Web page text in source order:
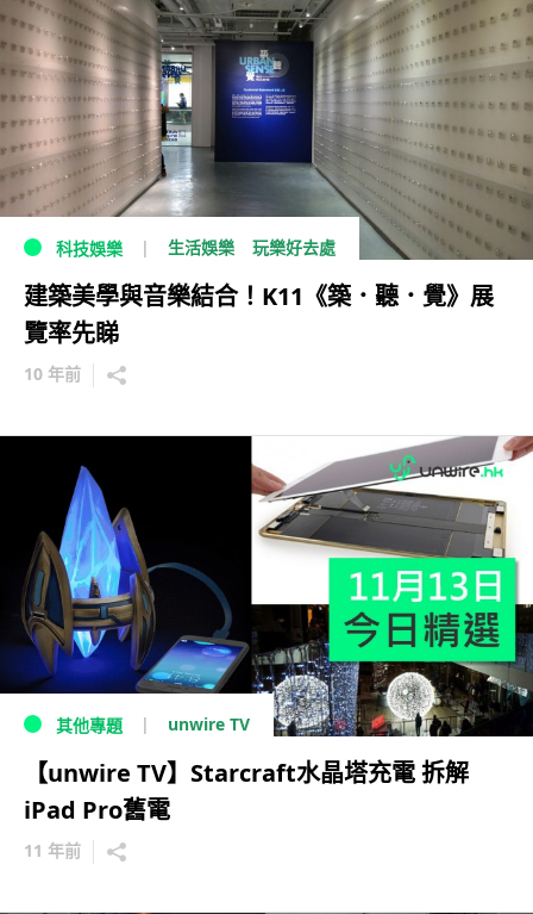
科技娛樂 生活娛樂 玩樂好去處
建築美學與音樂結合！K11《築．聽．覺》展
覽率先睇
10 年前
其他專題 unwire TV
【unwire TV】Starcraft水晶塔充電 拆解
iPad Pro舊電
11 年前